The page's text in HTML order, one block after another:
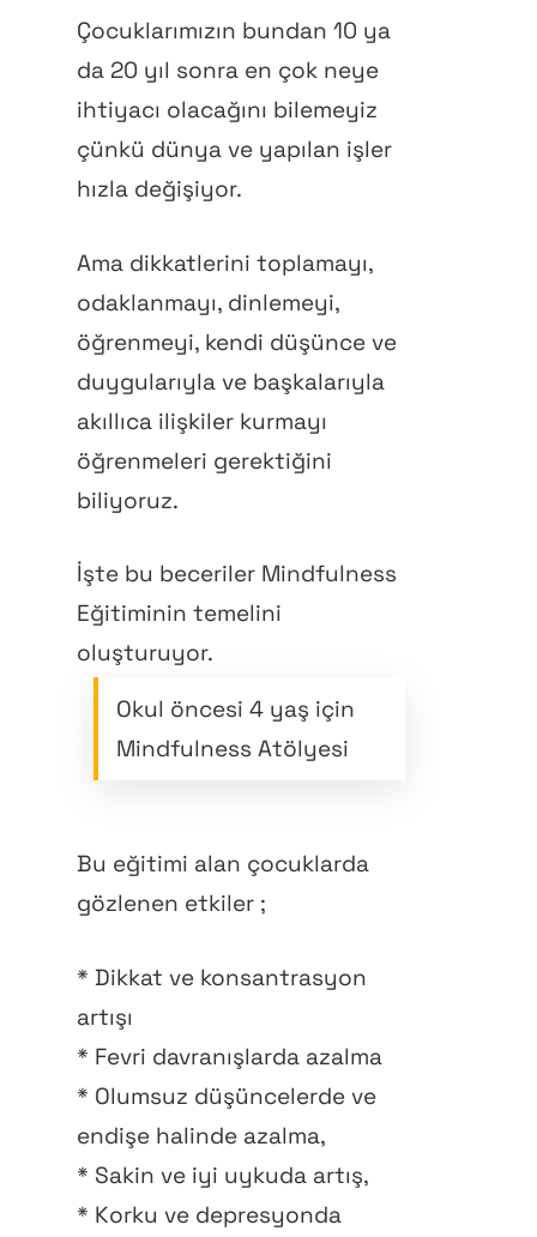
Çocuklarımızın bundan 10 ya
da 20 yıl sonra en çok neye
ihtiyacı olacağını bilemeyiz
çünkü dünya ve yapılan işler
hızla değişiyor.
Ama dikkatlerini toplamayı,
odaklanmayı, dinlemeyi,
öğrenmeyi, kendi düşünce ve
duygularıyla ve başkalarıyla
akıllıca ilişkiler kurmayı
öğrenmeleri gerektiğini
biliyoruz.
İşte bu beceriler Mindfulness
Eğitiminin temelini
oluşturuyor.
Okul öncesi 4 yaş için
Mindfulness Atölyesi
Bu eğitimi alan çocuklarda
gözlenen etkiler ;
* Dikkat ve konsantrasyon
artışı
* Fevri davranışlarda azalma
* Olumsuz düşüncelerde ve
endişe halinde azalma,
* Sakin ve iyi uykuda artış,
* Korku ve depresyonda